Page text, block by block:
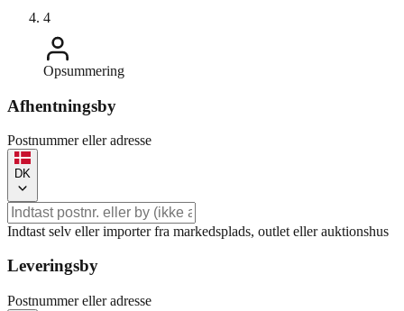
4
Opsummering
Afhentningsby
Postnummer eller adresse
DK
Indtast selv eller importer fra markedsplads, outlet eller auktionshus
Leveringsby
Postnummer eller adresse